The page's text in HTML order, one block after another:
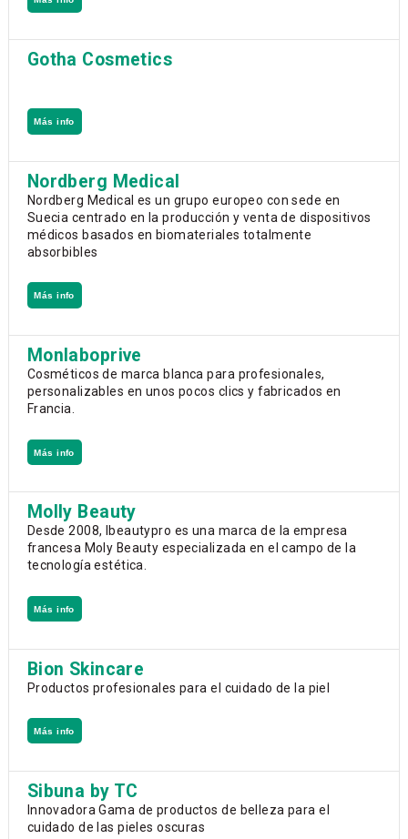
Gotha Cosmetics
Más info
Nordberg Medical
Nordberg Medical es un grupo europeo con sede en
Suecia centrado en la producción y venta de dispositivos
médicos basados en biomateriales totalmente
absorbibles
Más info
Monlaboprive
Cosméticos de marca blanca para profesionales,
personalizables en unos pocos clics y fabricados en
Francia.
Más info
Molly Beauty
Desde 2008, Ibeautypro es una marca de la empresa
francesa Moly Beauty especializada en el campo de la
tecnología estética.
Más info
Bion Skincare
Productos profesionales para el cuidado de la piel
Más info
Sibuna by TC
Innovadora Gama de productos de belleza para el
cuidado de las pieles oscuras